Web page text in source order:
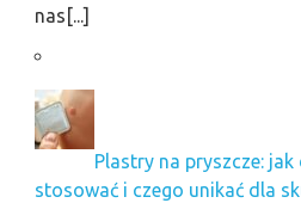
nas[...]
Plastry na pryszcze:
stosować i czego unikać dla